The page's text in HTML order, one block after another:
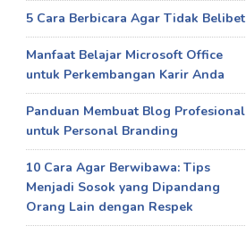
5 Cara Berbicara Agar Tidak Belibet
Manfaat Belajar Microsoft Office
untuk Perkembangan Karir Anda
Panduan Membuat Blog Profesional
untuk Personal Branding
10 Cara Agar Berwibawa: Tips
Menjadi Sosok yang Dipandang
Orang Lain dengan Respek